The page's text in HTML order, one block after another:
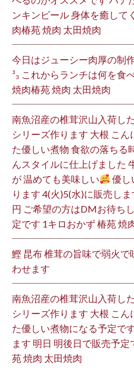
ンキンビール 身体を癒して
肉椿苑 焼肉 太田焼肉
今日はジューシー肉厚の制
³₃ これからランチは何を食
焼肉椿苑 焼肉 太田焼肉
南魚沼産の椎茸沢山入荷し
シリーズ作ります 大根 こ
た優しい煮物 食欲の落ちる
んスタイルに仕上げました
が 温めても美味しい
優し
ります 4(火)5(水)に販売し
円 ご希望の方はDMお待ち
定です 1キロおかず 椿苑 焼
鰹 昆布 椎茸の旨味で弱火で
わせます
南魚沼産の椎茸沢山入荷し
シリーズ作ります 大根 こ
た優しい煮物になる予定で
ます 明日 明後日で販売予
苑 焼肉 太田焼肉